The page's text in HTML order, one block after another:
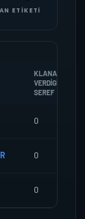
ETIKETI
KLANA
VERDIGI
SEREF
0
0
0